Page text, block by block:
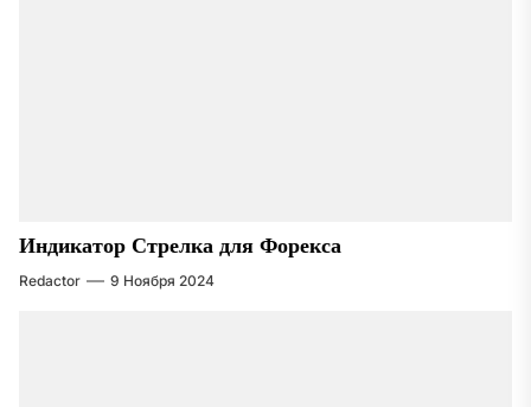
Индикатор Стрелка для Форекса
Redactor 9 Ноября 2024